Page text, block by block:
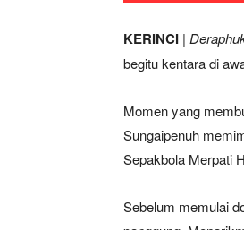
KERINCI |
begitu kentara di
Momen yang
Sungaipenuh
Sepakbola Merpati
Sebelum memulai